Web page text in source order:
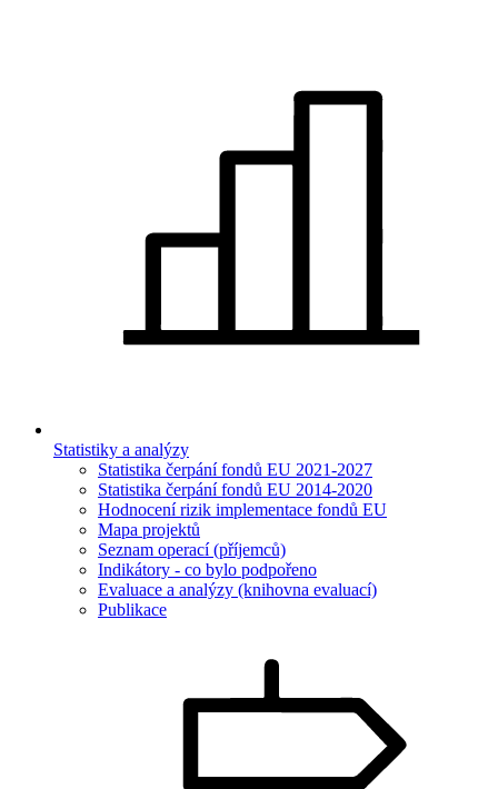
Statistiky a analýzy
Statistika čerpání fondů EU 2021-2027
Statistika čerpání fondů EU 2014-2020
Hodnocení rizik implementace fondů EU
Mapa projektů
Seznam operací (příjemců)
Indikátory - co bylo podpořeno
Evaluace a analýzy (knihovna evaluací)
Publikace